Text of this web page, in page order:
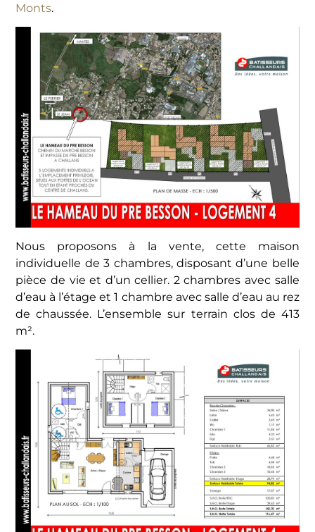
Monts.
Nous proposons à la vente, cette maison
individuelle de 3 chambres, disposant d’une belle
pièce de vie et d’un cellier. 2 chambres avec salle
d’eau à l’étage et 1 chambre avec salle d’eau au rez
de chaussée. L’ensemble sur terrain clos de 413
m².